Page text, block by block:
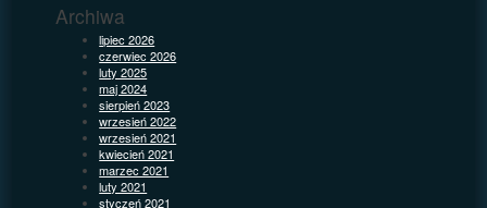
Archiwa
lipiec 2026
czerwiec 2026
luty 2025
maj 2024
sierpień 2023
wrzesień 2022
wrzesień 2021
kwiecień 2021
marzec 2021
luty 2021
styczeń 2021